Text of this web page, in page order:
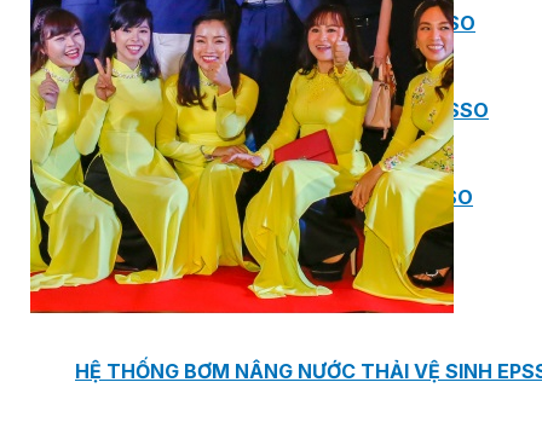
BƠM TRỤC ĐỨNG ĐA TẦNG CÁNH EPSSO
BƠM TRỤC NGANG ĐA TẦNG CÁNH EPSSO
BƠM TRỤC NGANG RỜI TRỤC DSV EPSSO
BƠM CHÌM THOÁT NƯỚC EPSSO
HỆ THỐNG BƠM NÂNG NƯỚC THẢI VỆ SINH